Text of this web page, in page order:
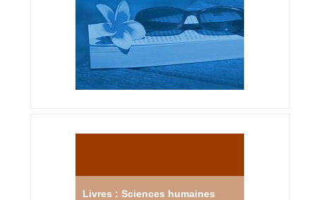
Livres : Sciences humaines